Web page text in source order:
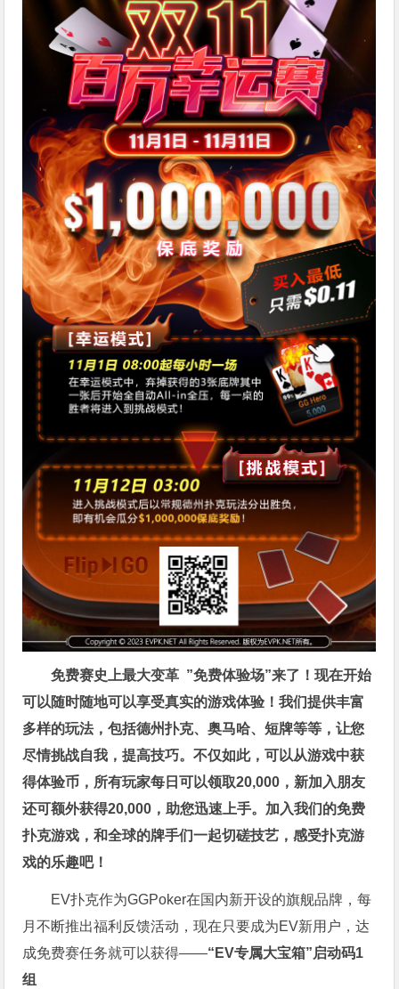
免费赛史上最大变革 ”免费体验场”来了！现在开始
可以随时随地可以享受真实的游戏体验！我们提供丰富
多样的玩法，包括德州扑克、奥马哈、短牌等等，让您
尽情挑战自我，提高技巧。不仅如此，可以从游戏中获
得体验币，所有玩家每日可以领取20,000，新加入朋友
还可额外获得20,000，助您迅速上手。 加入我们的免费
扑克游戏，和全球的牌手们一起切磋技艺，感受扑克游
戏的乐趣吧！
EV扑克作为GGPoker在国内新开设的旗舰品牌，每
月不断推出福利反馈活动，现在只要成为EV新用户，达
成免费赛任务就可以获得——“EV专属大宝箱”启动码1
组